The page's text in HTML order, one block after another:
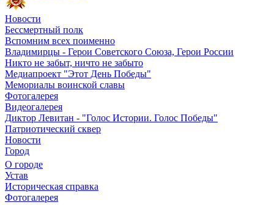
Новости
Бессмертный полк
Вспомним всех поименно
Владимирцы - Герои Советского Союза, Герои России
Никто не забыт, ничто не забыто
Медиапроект "Этот День Победы"
Мемориалы воинской славы
Фотогалерея
Видеогалерея
Диктор Левитан - "Голос Истории. Голос Победы"
Патриотический сквер
Новости
Город
О городе
Устав
Историческая справка
Фотогалерея